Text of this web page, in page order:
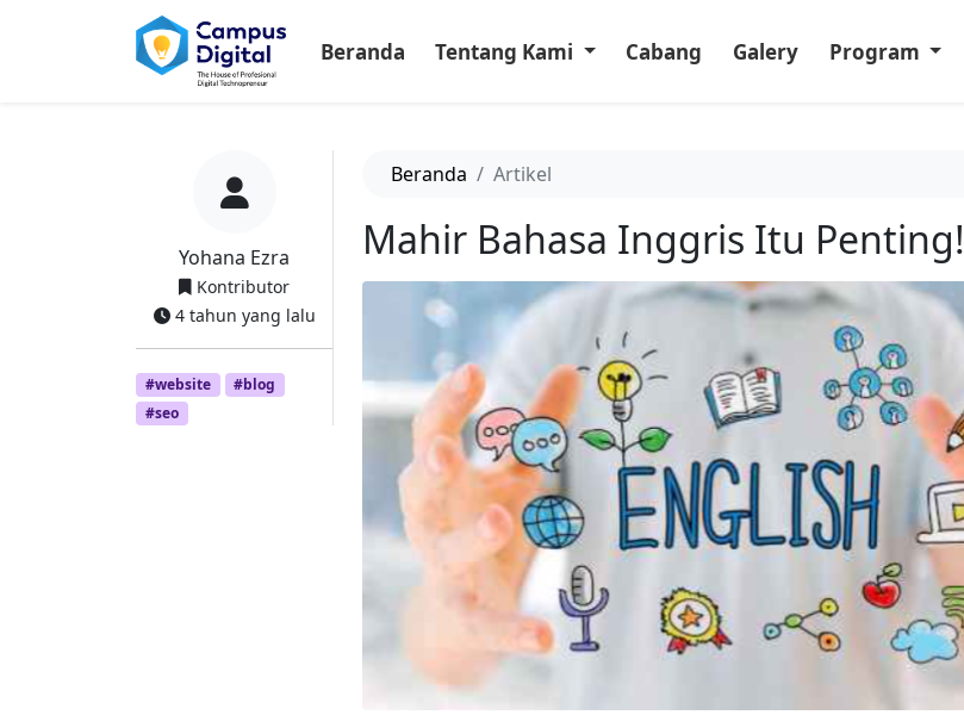
Beranda Tentang Kami Cabang Galery Program
Yohana Ezra
Kontributor
4 tahun yang lalu
#website
#blog
#seo
Beranda Artikel
Mahir Bahasa Inggris Itu Penting!